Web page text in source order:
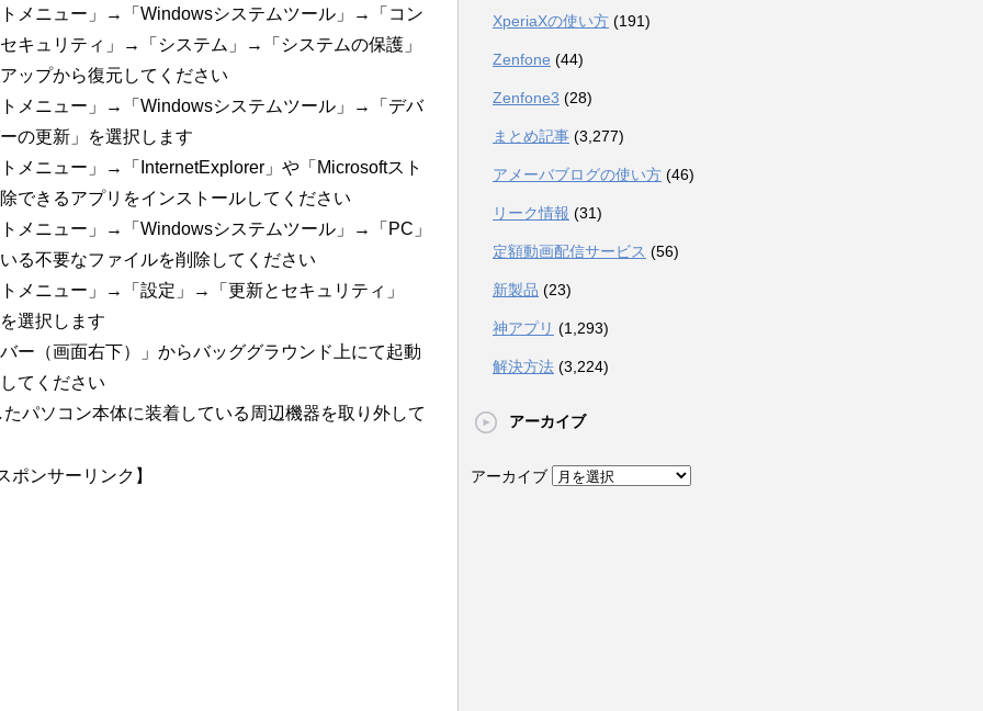
メニュー」→「Windowsシステムツール」→「コン
キュリティ」→「システム」→「システムの保護」
ップから復元してください
メニュー」→「Windowsシステムツール」→「デバ
の更新」を選択します
メニュー」→「
InternetExplorer 」や「 Microsoftスト
できるアプリをインストールしてください
メニュー」→「Windowsシステムツール」→「PC」
る不要なファイルを削除してください
メニュー」→「設定」→「更新とセキュリティ」
選択します
ー（画面右下）」からバッググラウンド上にて起動
てください
パソコン本体に装着している周辺機器を取り外して
ポンサーリンク】
XperiaXの使い方 (191)
Zenfone (44)
Zenfone3 (28)
まとめ記事 (3,277)
アメーバブログの使い方 (46)
リーク情報 (31)
定額動画配信サービス (56)
新製品 (23)
神アプリ (1,293)
解決方法 (3,224)
アーカイブ
アーカイブ